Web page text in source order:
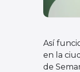
Así
en la
de